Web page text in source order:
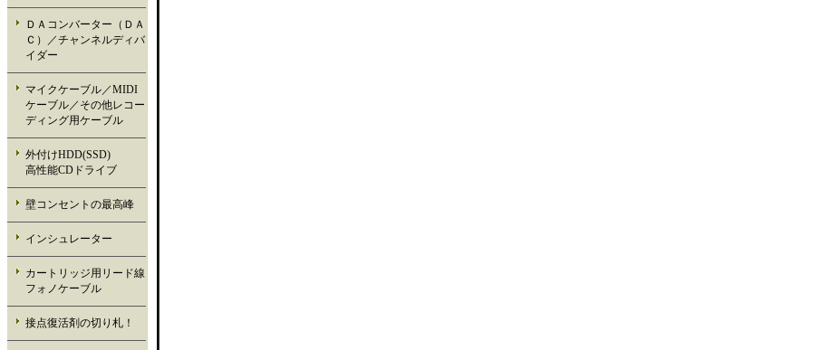
ＤＡコンバーター（ＤＡ
Ｃ）／チャンネルディバ
イダー
マイクケーブル／MIDI
ケーブル／その他レコー
ディング用ケーブル
外付けHDD(SSD)
高性能CDドライブ
壁コンセントの最高峰
インシュレーター
カートリッジ用リード線
フォノケーブル
接点復活剤の切り札！